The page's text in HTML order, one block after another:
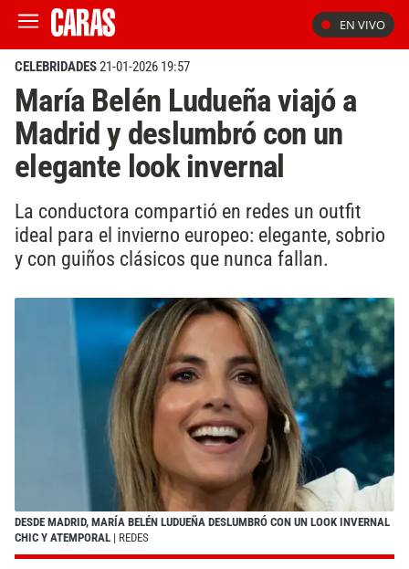
EN VIVO
CELEBRIDADES21-01-2026 19:57
María Belén Ludueña viajó a
Madrid y deslumbró con un
elegante look invernal
La conductora compartió en redes un outfit
ideal para el invierno europeo: elegante, sobrio
y con guiños clásicos que nunca fallan.
DESDE MADRID, MARÍA BELÉN LUDUEÑA DESLUMBRÓ CON UN LOOK INVERNAL
CHIC Y ATEMPORAL | REDES